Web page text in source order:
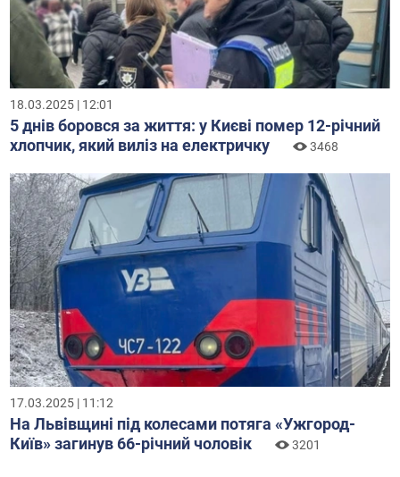
18.03.2025 | 12:01
5 днів боровся за життя: у Києві помер 12-річний
хлопчик, який виліз на електричку
3468
17.03.2025 | 11:12
На Львівщині під колесами потяга «Ужгород-
Київ» загинув 66-річний чоловік
3201